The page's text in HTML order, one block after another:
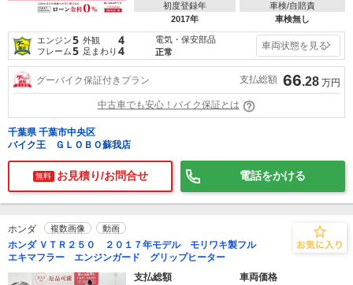
初度登録年
2017年
車検/自賠責
車検無し
エンジン5 外観 4
フレーム5 足まわり 4
電気・保安部品
正常
車両状態を見る
グーバイク保証付きプラン 支払総額 66.28 万円
中古車でも安心！バイク保証とは
千葉県 千葉市中央区
バイク王 ＧＬＯＢＯ蘇我店
無料 お見積り/お問合せ 電話をかける
ホンダ 複数画像 動画
ホンダ ＶＴＲ２５０ ２０１７年モデル モリワキ製フル
エキマフラー エンジンガード グリップヒーター
支払総額
車両価格